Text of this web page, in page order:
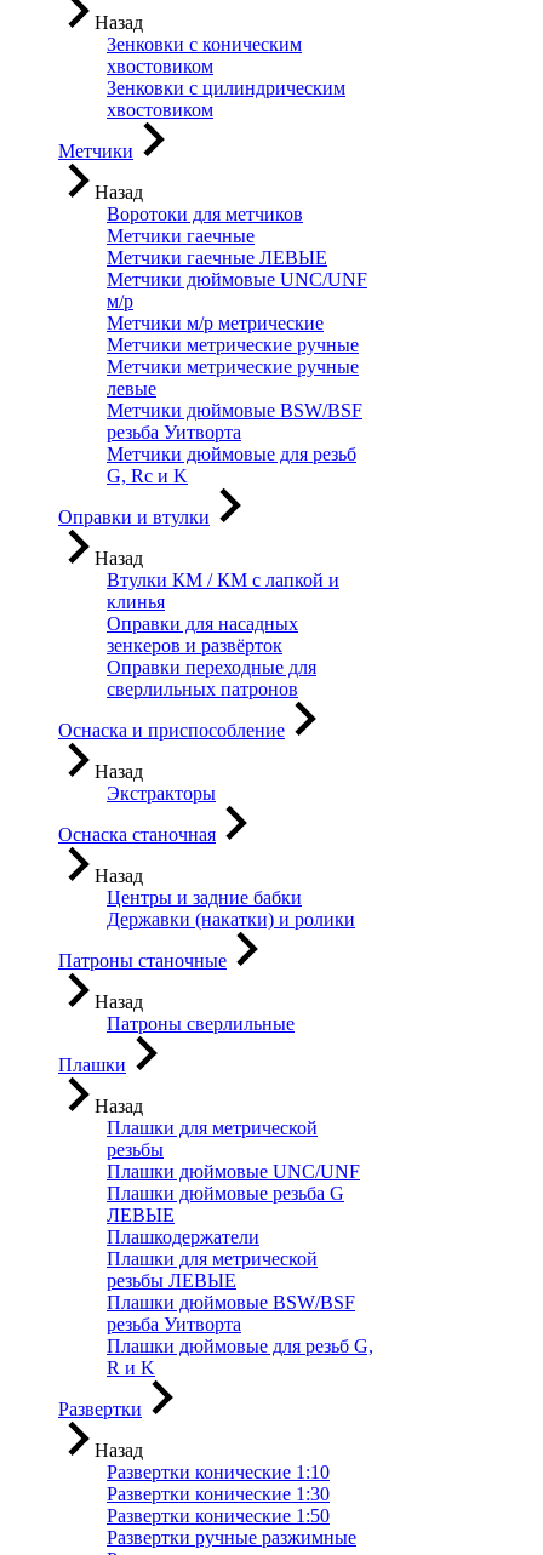
Назад
Зенковки с коническим
хвостовиком
Зенковки с цилиндрическим
хвостовиком
Метчики
Назад
Воротоки для метчиков
Метчики гаечные
Метчики гаечные ЛЕВЫЕ
Метчики дюймовые UNC/UNF
м/р
Метчики м/р метрические
Метчики метрические ручные
Метчики метрические ручные
левые
Метчики дюймовые BSW/BSF
резьба Уитворта
Метчики дюймовые для резьб
G, Rc и K
Оправки и втулки
Назад
Втулки КМ / КМ с лапкой и
клинья
Оправки для насадных
зенкеров и развёрток
Оправки переходные для
сверлильных патронов
Оснаска и приспособление
Назад
Экстракторы
Оснаска станочная
Назад
Центры и задние бабки
Державки (накатки) и ролики
Патроны станочные
Назад
Патроны сверлильные
Плашки
Назад
Плашки для метрической
резьбы
Плашки дюймовые UNC/UNF
Плашки дюймовые резьба G
ЛЕВЫЕ
Плашкодержатели
Плашки для метрической
резьбы ЛЕВЫЕ
Плашки дюймовые BSW/BSF
резьба Уитворта
Плашки дюймовые для резьб G,
R и K
Развертки
Назад
Развертки конические 1:10
Развертки конические 1:30
Развертки конические 1:50
Развертки ручные разжимные